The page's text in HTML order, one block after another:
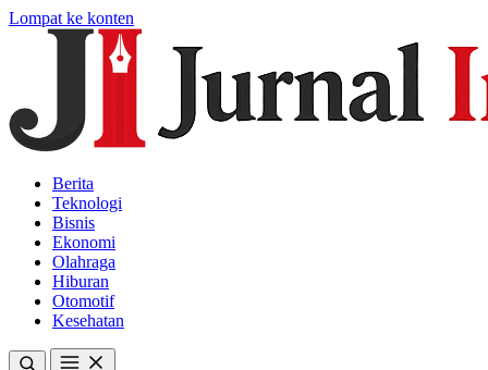
Lompat ke konten
Berita
Teknologi
Bisnis
Ekonomi
Olahraga
Hiburan
Otomotif
Kesehatan